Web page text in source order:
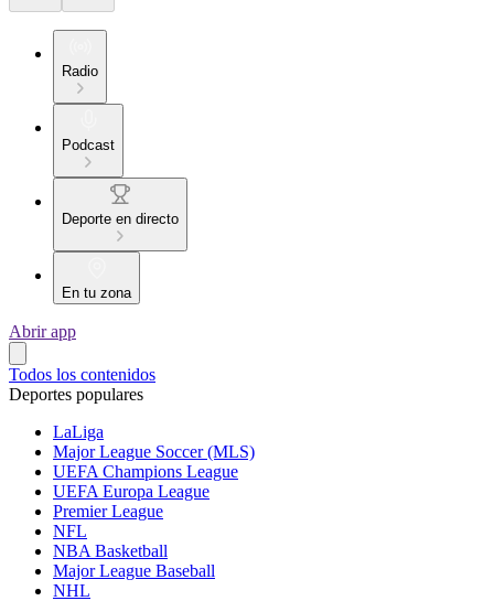
Radio
Podcast
Deporte en directo
En tu zona
Abrir app
Todos los contenidos
Deportes populares
LaLiga
Major League Soccer (MLS)
UEFA Champions League
UEFA Europa League
Premier League
NFL
NBA Basketball
Major League Baseball
NHL